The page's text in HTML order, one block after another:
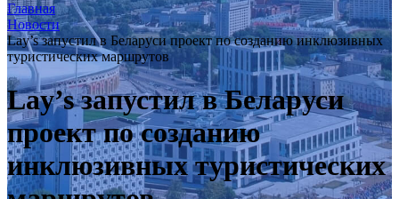
Главная
Новости
Lay’s запустил в Беларуси проект по созданию инклюзивных
туристических маршрутов
Lay’s запустил в Беларуси
проект по созданию
инклюзивных туристических